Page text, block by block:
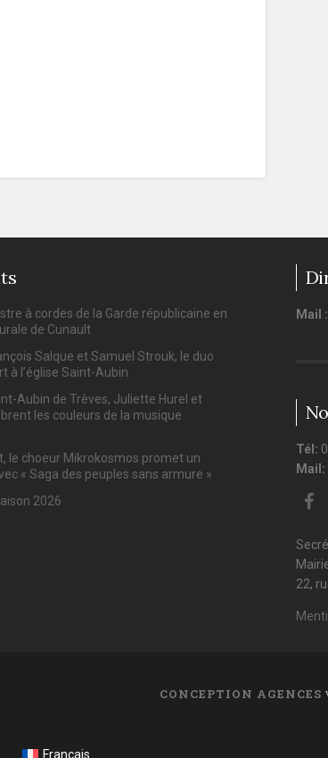
à cordes de la Garde républicaine en
de Cunault
Salque et Samuel Strouk, le duo
à l’église Saint-Aubin
Aubin de Trèves, Juliette Hurel et
les couleurs de la musique
le choeur Mikrokosmos promet un
« Saga des peuples sans armure »
2026
Mail :
Tél:
Mail:
22,
CONCEPTION AGENCES
Français